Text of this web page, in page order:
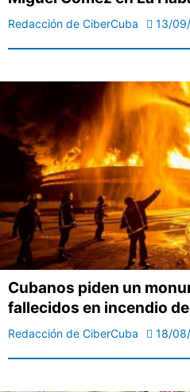
Redacción de CiberCuba 13/
Cubanos piden un
fallecidos en incendio
Redacción de CiberCuba 18/